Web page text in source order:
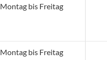
Montag bis Freitag
Montag bis Freitag